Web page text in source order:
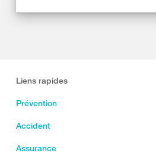
Liens rapides
Prévention
Accident
Assurance